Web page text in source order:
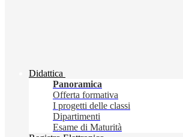
Didattica
Panoramica
Offerta formativa
I progetti delle classi
Dipartimenti
Esame di Maturità